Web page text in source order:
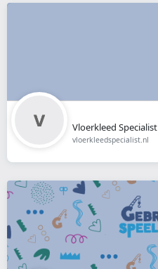
Vloerkleed Specialist
vloerkleedspecialist.nl